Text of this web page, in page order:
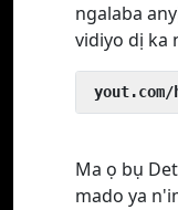
ngalaba
vidiyo dị ka
Ma ọ bụ
mado ya